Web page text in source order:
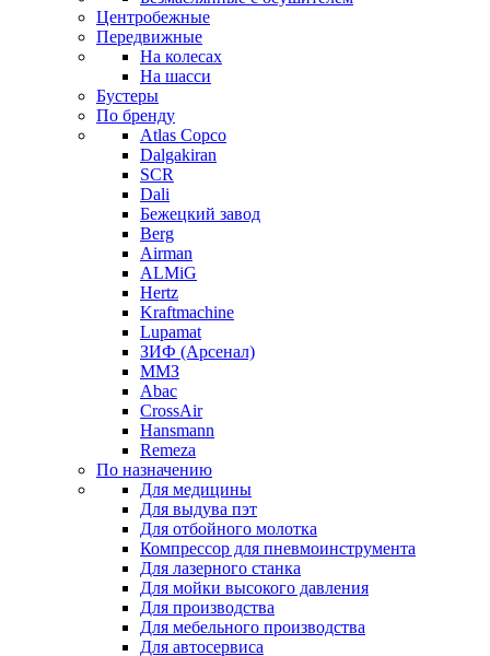
Центробежные
Передвижные
На колесах
На шасси
Бустеры
По бренду
Atlas Copco
Dalgakiran
SCR
Dali
Бежецкий завод
Berg
Airman
ALMiG
Hertz
Kraftmachine
Lupamat
ЗИФ (Арсенал)
ММЗ
Abac
CrossAir
Hansmann
Remeza
По назначению
Для медицины
Для выдува пэт
Для отбойного молотка
Компрессор для пневмоинструмента
Для лазерного станка
Для мойки высокого давления
Для производства
Для мебельного производства
Для автосервиса